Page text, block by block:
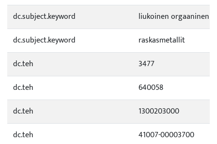
dc.subject.keyword
liukoinen orgaaninen
dc.subject.keyword
raskasmetallit
dc.teh
3477
dc.teh
640058
dc.teh
1300203000
dc.teh
41007-00003700